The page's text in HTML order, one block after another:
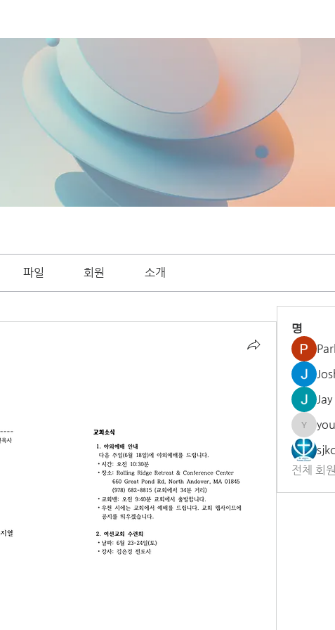
파일 회원 소개
명
전체 회